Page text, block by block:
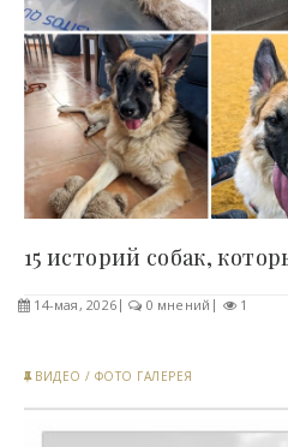
14-мая, 2026 0 мнений 1
ВИДЕО / ФОТО ГАЛЕРЕЯ